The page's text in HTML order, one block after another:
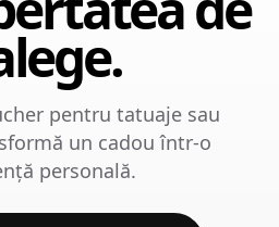
pentru tatuaje sau
un cadou într-o
personală.